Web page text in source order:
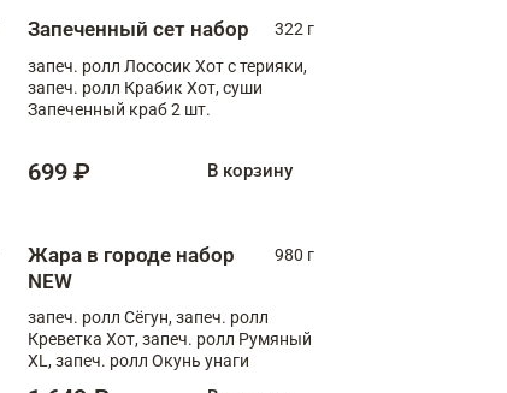
Запеченный сет набор
322 г
запеч. ролл Лососик Хот с терияки,
запеч. ролл Крабик Хот, суши
Запеченный краб 2 шт.
699 ₽ В корзину
Жара в городе набор
NEW
980 г
запеч. ролл Сёгун, запеч. ролл
Креветка Хот, запеч. ролл Румяный
XL, запеч. ролл Окунь унаги